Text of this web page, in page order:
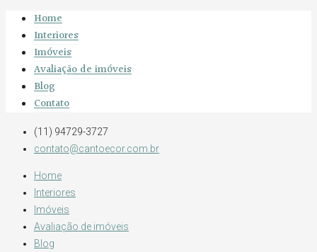
Home
Interiores
Imóveis
Avaliação de imóveis
Blog
Contato
(11) 94729-3727
contato@cantoecor.com.br
Home
Interiores
Imóveis
Avaliação de imóveis
Blog